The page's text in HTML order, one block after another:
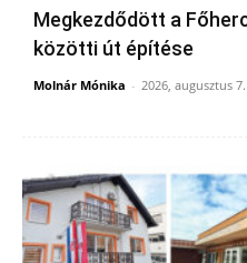
Megkezdődött a
közötti út építése
Molnár Mónika - 2026, augusztus 7.